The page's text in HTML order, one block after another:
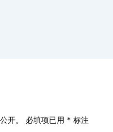
开。 必填项已用 * 标注